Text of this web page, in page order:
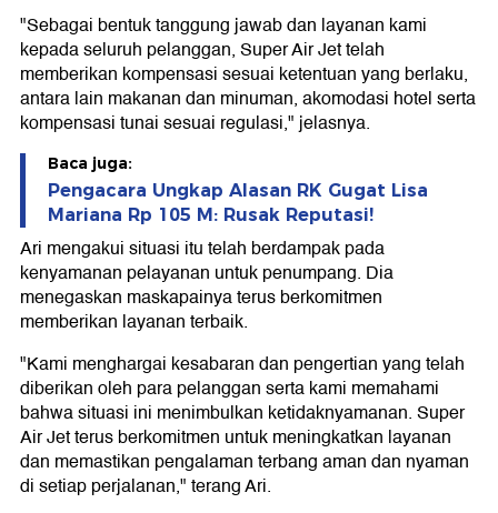
"Sebagai bentuk tanggung jawab dan layanan kami
kepada seluruh pelanggan, Super Air Jet telah
memberikan kompensasi sesuai ketentuan yang berlaku,
antara lain makanan dan minuman, akomodasi hotel serta
kompensasi tunai sesuai regulasi," jelasnya.
Baca juga:
Pengacara Ungkap Alasan RK Gugat Lisa
Mariana Rp 105 M: Rusak Reputasi!
Ari mengakui situasi itu telah berdampak pada
kenyamanan pelayanan untuk penumpang. Dia
menegaskan maskapainya terus berkomitmen
memberikan layanan terbaik.
"Kami menghargai kesabaran dan pengertian yang telah
diberikan oleh para pelanggan serta kami memahami
bahwa situasi ini menimbulkan ketidaknyamanan. Super
Air Jet terus berkomitmen untuk meningkatkan layanan
dan memastikan pengalaman terbang aman dan nyaman
di setiap perjalanan," terang Ari.